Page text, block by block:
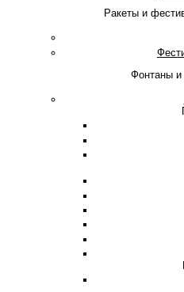
Ракеты и
Фонтаны и